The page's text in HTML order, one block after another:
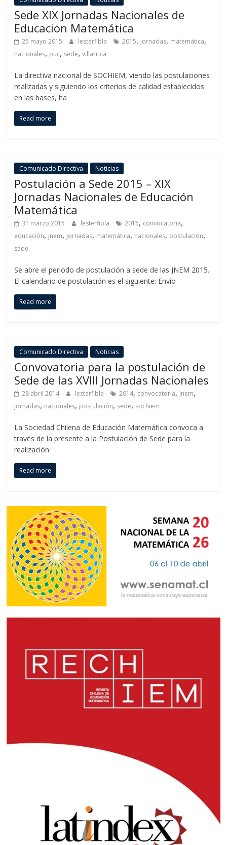
Sede XIX Jornadas Nacionales de
Educacion Matemática
25 mayo 2015 lesterfibla 2015, jornadas, matemática,
nacionales, puc, sede,villarrica
La directiva nacional de SOCHIEM, viendo las postulaciones
realizadas y siguiendo los criterios de calidad establecidos
en las bases, ha
Read more
Comunicado Directiva Noticias
Postulación a Sede 2015 – XIX
Jornadas Nacionales de Educación
Matemática
31 marzo 2015 lesterfibla 2015, convocatoria,
educación, jnem, jornadas, matemática, nacionales, postulación,
sede
Se abre el periodo de postulación a sede de las JNEM 2015.
El calendario de postulación es el siguiente: Envío
Read more
Comunicado Directiva Noticias
Convovatoria para la postulación de
Sede de las XVIII Jornadas Nacionales
28 abril 2014 lesterfibla 2014, convocatoria, jnem,
jornadas, nacionales, postulación, sede, sochiem
La Sociedad Chilena de Educación Matemática convoca a
través de la presente a la Postulación de Sede para la
realización
Read more